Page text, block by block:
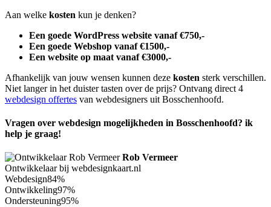
Aan welke kosten kun je denken?
Een goede WordPress website vanaf €750,-
Een goede Webshop vanaf €1500,-
Een website op maat vanaf €3000,-
Afhankelijk van jouw wensen kunnen deze kosten sterk verschillen.
Niet langer in het duister tasten over de prijs? Ontvang direct 4
webdesign offertes van webdesigners uit Bosschenhoofd.
Vragen over webdesign mogelijkheden in Bosschenhoofd? ik
help je graag!
Rob Vermeer
Ontwikkelaar bij webdesignkaart.nl
Webdesign84%
Ontwikkeling97%
Ondersteuning95%